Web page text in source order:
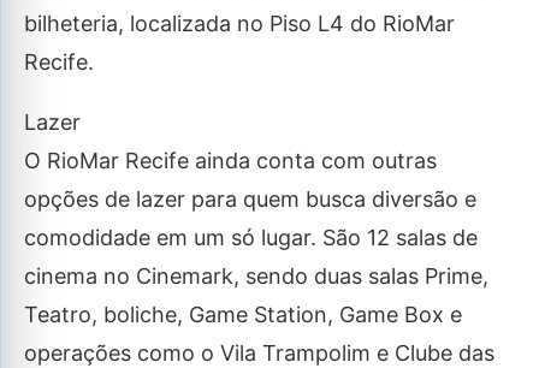
bilheteria, localizada no Piso L4 do RioMar
Recife.
Lazer
O RioMar Recife ainda conta com outras
opções de lazer para quem busca diversão e
comodidade em um só lugar. São 12 salas de
cinema no Cinemark, sendo duas salas Prime,
Teatro, boliche, Game Station, Game Box e
operações como o Vila Trampolim e Clube das